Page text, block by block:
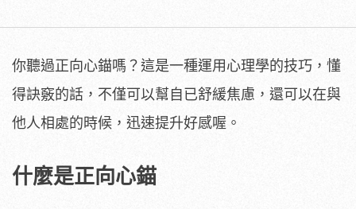
你聽過正向心錨嗎？這是一種運用心理學的技巧，懂
得訣竅的話，不僅可以幫自已舒緩焦慮，還可以在與
他人相處的時候，迅速提升好感喔。
什麼是正向心錨